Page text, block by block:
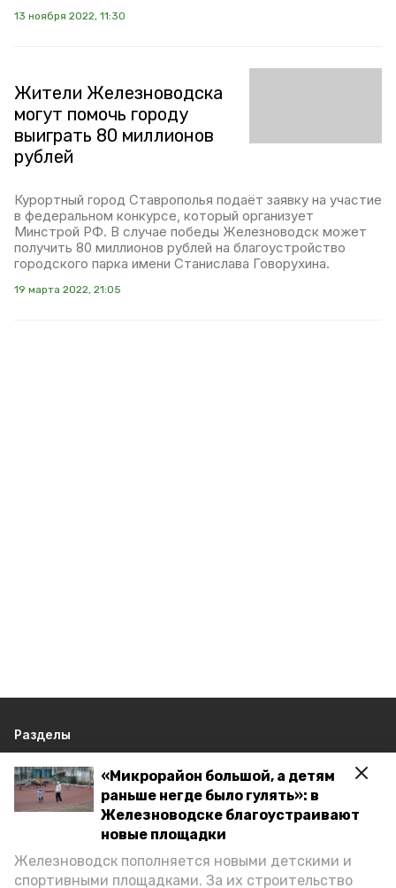
«Микрорайон большой, а детям
раньше негде было гулять»: в
Железноводске благоустраивают
новые площадки
Железноводск пополняется новыми детскими и
спортивными площадками. За их строительство
13 ноября 2022, 11:30
Жители Железноводска
могут помочь городу
выиграть 80 миллионов
рублей
Курортный город Ставрополья подаёт заявку на участие
в федеральном конкурсе, который организует
Минстрой РФ. В случае победы Железноводск может
получить 80 миллионов рублей на благоустройство
городского парка имени Станислава Говорухина.
19 марта 2022, 21:05
Разделы
Статьи
Контактная информация